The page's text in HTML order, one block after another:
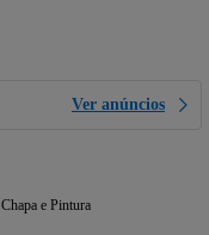
Ver anúncios
Chapa e Pintura